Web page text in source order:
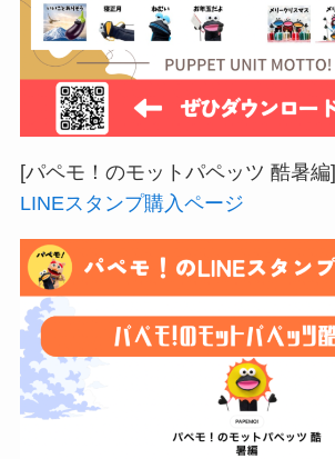
[パペモ！のモットパペッツ 酷暑編]
LINEスタンプ購入ページ